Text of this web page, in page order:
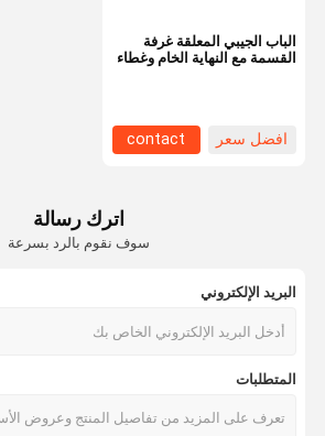
الباب الجيبي المعلقة غرفة
القسمة مع النهاية الخام وغطاء
افضل سعر contact
اترك رسالة
سوف نقوم بالرد بسرعة
البريد الإلكتروني
المتطلبات